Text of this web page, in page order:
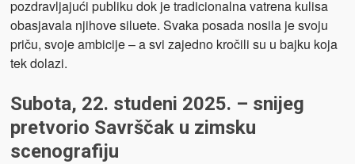
pozdravljajući publiku dok je tradicionalna vatrena kulisa
obasjavala njihove siluete. Svaka posada nosila je svoju
priču, svoje ambicije – a svi zajedno kročili su u bajku koja
tek dolazi.
Subota, 22. studeni 2025. – snijeg
pretvorio Savrščak u zimsku
scenografiju